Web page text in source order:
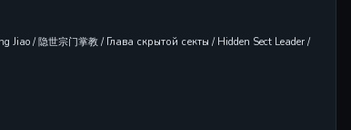
Jiao / 隐世宗门掌教 / Глава скрытой секты / Hidden Sect Leader /